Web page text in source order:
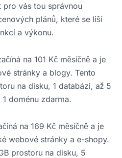
pro vás tou správnou
plánů, které se liší
a výkonu.
na 101 Kč měsíčně a je
stránky a blogy. Tento
na disku, 1 databázi, až 5
doménu zdarma.
na 169 Kč měsíčně a je
webové stránky a e-shopy.
prostoru na disku, 5